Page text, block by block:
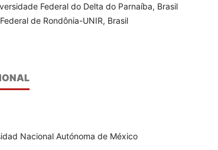
Federal do Delta do Parnaíba, Brasil
de Rondônia-UNIR, Brasil
Nacional Autónoma de México